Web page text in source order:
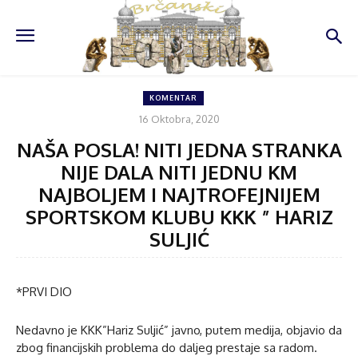
KOMENTAR
16 Oktobra, 2020
NAŠA POSLA! NITI JEDNA STRANKA
NIJE DALA NITI JEDNU KM
NAJBOLJEM I NAJTROFEJNIJEM
SPORTSKOM KLUBU KKK ” HARIZ
SULJIĆ
*PRVI DIO
Nedavno je KKK”Hariz Suljić” javno, putem medija, objavio da
zbog financijskih problema do daljeg prestaje sa radom.